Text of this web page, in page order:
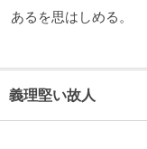
あるを思はしめる。
義理堅い故人